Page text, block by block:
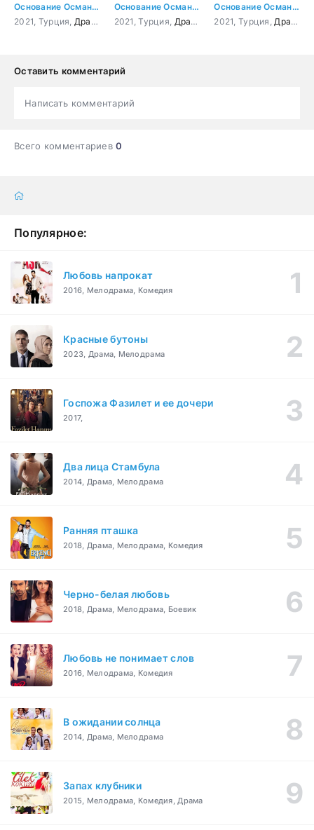
Основание Осман 17 серия
2021, Турция, Драма Боевик ,Приключения История,Военный
Основание Осман 5 серия
2021, Турция, Драма Боевик ,Приключения
Основание Осман 41 серия
2021, Турция, Драма
Оставить комментарий
Написать комментарий
Всего комментариев0
Популярное:
Любовь напрокат
2016, Мелодрама, Комедия
Красные бутоны
2023, Драма, Мелодрама
Госпожа Фазилет и ее дочери
2017,
Два лица Стамбула
2014, Драма, Мелодрама
Ранняя пташка
2018, Драма, Мелодрама, Комедия
Черно-белая любовь
2018, Драма, Мелодрама, Боевик
Любовь не понимает слов
2016, Мелодрама, Комедия
В ожидании солнца
2014, Драма, Мелодрама
Запах клубники
2015, Мелодрама, Комедия, Драма